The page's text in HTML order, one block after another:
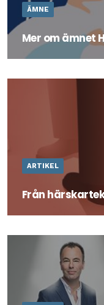
ÄMNE
Mer om ämnet
Läs mer om ämnet
ARTIKEL
Från